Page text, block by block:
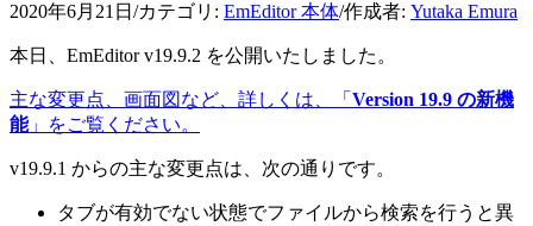
2020年6月21日 /カテゴリ: EmEditor 本体/作成者: Yutaka Emura
本日、EmEditor v19.9.2 を公開いたしました。
主な変更点、画面図など、詳しくは、「 Version 19.9 の新機
能」をご覧ください。
v19.9.1 からの主な変更点は、次の通りです。
タブが有効でない状態でファイルから検索を行うと異